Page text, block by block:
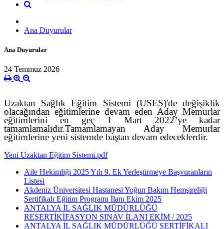
Ana Duyurular
Ana Duyurular
24 Temmuz 2026
Uzaktan Sağlık Eğitim Sistemi (USES)'de değişiklik
olacağından eğitimlerine devam eden AdayMemurlar
eğitimlerini en geç 1Mart 2022’ye kadar
tamamlamalıdır.Tamamlamayan Aday Memurlar
eğitimlerine yeni sistemde baştan devam edeceklerdir.
Yeni Uzaktan Eğitim Sistemi.pdf
Aile Hekimliği 2025 Yılı 9. Ek Yerleştirmeye Başvuranların
Listesi
Akdeniz Üniversitesi Hastanesi Yoğun Bakım Hemşireliği
Sertifikalı Eğitim Programı İlanı Ekim 2025
ANTALYA İL SAĞLIK MÜDÜRLÜĞÜ
RESERTİKİFASYON SINAV İLANI EKİM / 2025
ANTALYA İL SAĞLIK MÜDÜRLÜĞÜ SERTİFİKALI